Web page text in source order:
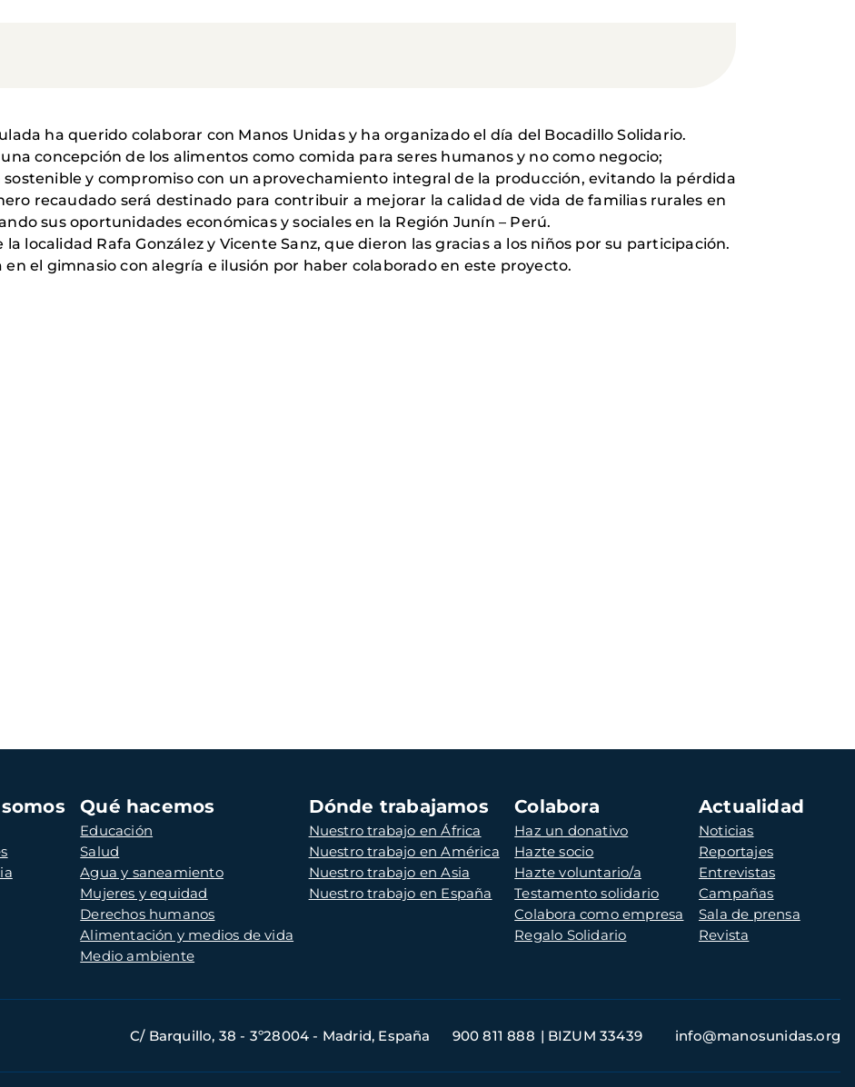
ha querido colaborar con Manos Unidas y ha organizado el día del Bocadillo Solidario.
concepción de los alimentos como comida para seres humanos y no como negocio;
y compromiso con un aprovechamiento integral de la producción, evitando la pérdida
recaudado será destinado para contribuir a mejorar la calidad de vida de familias rurales en
sus oportunidades económicas y sociales en la Región Junín – Perú.
localidad Rafa González y Vicente Sanz, que dieron las gracias a los niños por su participación.
el gimnasio con alegría e ilusión por haber colaborado en este proyecto.
Qué hacemos
Educación
Salud
Agua y saneamiento
Mujeres y equidad
Derechos humanos
Alimentación y medios de vida
Medio ambiente
Dónde trabajamos
Nuestro trabajo en África
Nuestro trabajo en América
Nuestro trabajo en Asia
Nuestro trabajo en España
Colabora
Haz un donativo
Hazte socio
Hazte voluntario/a
Testamento solidario
Colabora como empresa
Regalo Solidario
Actualidad
Noticias
Reportajes
Entrevistas
Campañas
Sala de prensa
Revista
C/ Barquillo, 38 - 3º28004 - Madrid, España 900 811 888 BIZUM 33439 info@manosunidas.org